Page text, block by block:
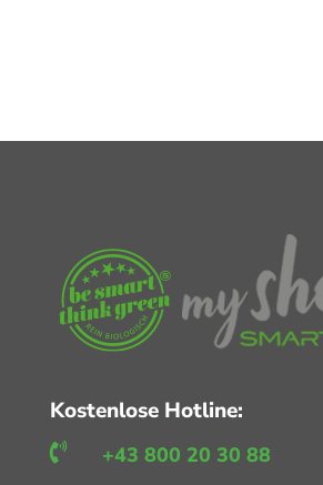
Kostenlose Hotline:
 +43 800 20 30 88